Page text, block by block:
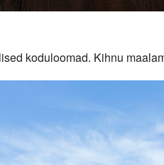
koduloomad. Kihnu